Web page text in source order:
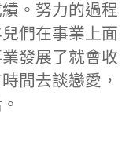
。努力的過程
們在事業上面
發展了就會收
間去談戀愛，